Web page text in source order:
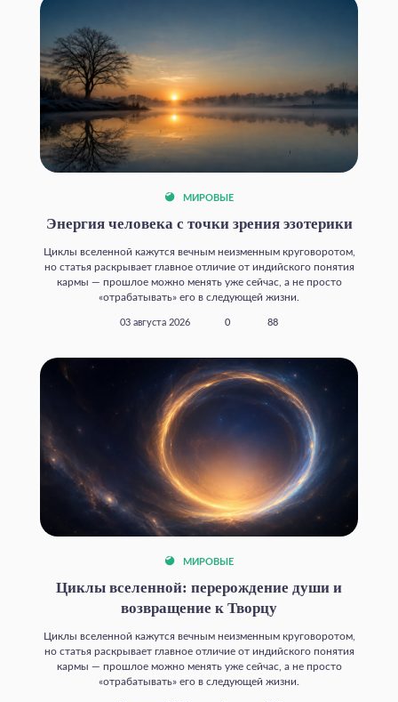
МИРОВЫЕ
Энергия человека с точки зрения эзотерики
Циклы вселенной кажутся вечным неизменным круговоротом,
но статья раскрывает главное отличие от индийского понятия
кармы — прошлое можно менять уже сейчас, а не просто
«отрабатывать» его в следующей жизни.
03 августа 2026 0 88
МИРОВЫЕ
Циклы вселенной: перерождение души и
возвращение к Творцу
Циклы вселенной кажутся вечным неизменным круговоротом,
но статья раскрывает главное отличие от индийского понятия
кармы — прошлое можно менять уже сейчас, а не просто
«отрабатывать» его в следующей жизни.